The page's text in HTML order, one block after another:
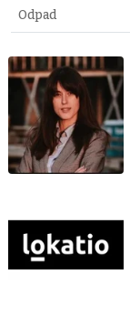
Odpad